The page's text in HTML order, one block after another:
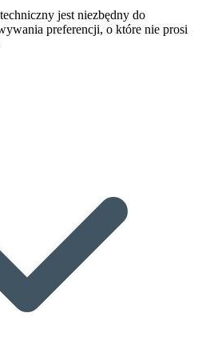
jest niezbędny do
preferencji, o które nie prosi